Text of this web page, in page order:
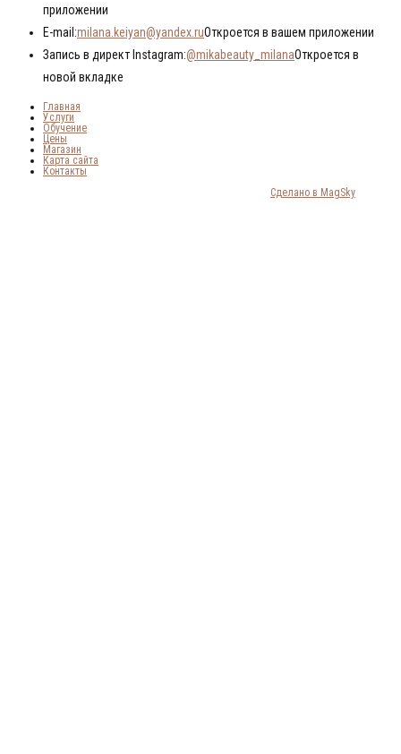
приложении
E-mail:milana.keiyan@yandex.ruОткроется в вашем приложении
Запись в директ Instagram:@mikabeauty_milanaОткроется в
новой вкладке
Главная
Услуги
Обучение
Цены
Магазин
Карта сайта
Контакты
Сделано в MagSky